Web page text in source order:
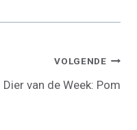
VOLGENDE
Dier van de Week: Pom